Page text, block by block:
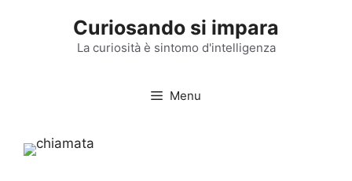
Curiosando si impara
La curiosità è sintomo d'intelligenza
Menu